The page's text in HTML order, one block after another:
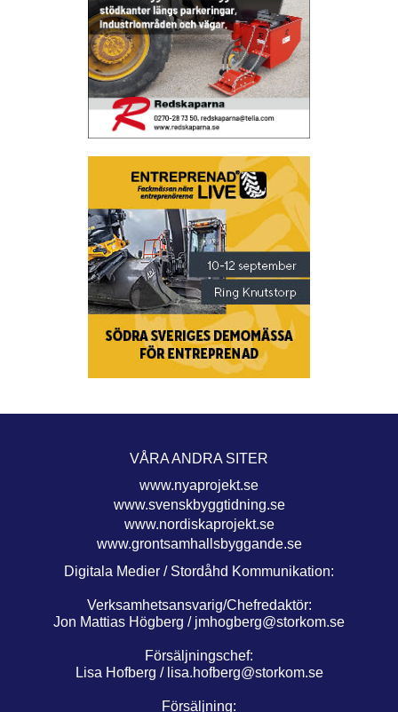
VÅRA ANDRA SITER
www.nyaprojekt.se
www.svenskbyggtidning.se
www.nordiskaprojekt.se
www.grontsamhallsbyggande.se
Digitala Medier / Stordåhd Kommunikation:
Verksamhetsansvarig/Chefredaktör:
Jon Mattias Högberg / jmhogberg@storkom.se
Försäljningschef:
Lisa Hofberg / lisa.hofberg@storkom.se
Försäljning: